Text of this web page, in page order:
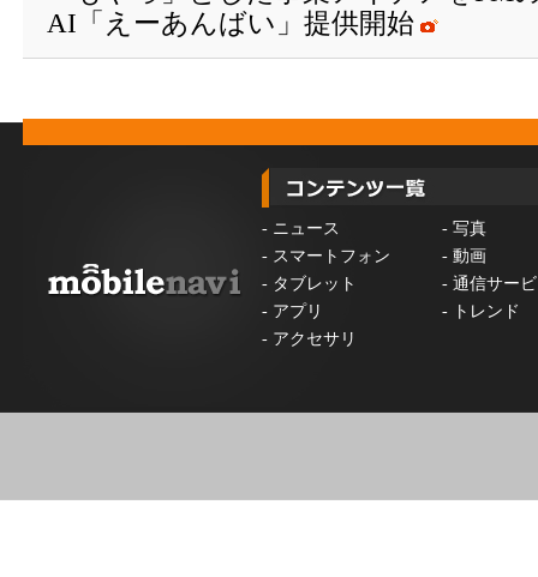
AI「えーあんばい」提供開始
- ニュース - 写真
- スマートフォン - 動画
- タブレット - 通信サー
- アプリ -
トレンド
- アクセサリ